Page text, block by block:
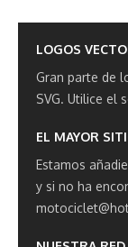
LOGOS
Gran parte de
SVG. Utilice el
EL MAYOR
Estamos
y si no ha